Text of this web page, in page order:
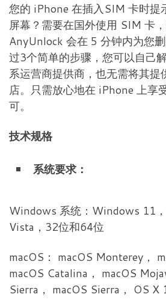
您的 iPhone 在插入SIM 卡时提
屏幕？需要在国外使用 SIM 卡
AnyUnlock 会在 5 分钟内为您
过3个简单的步骤，您可以自己
系运营商提供商，也无需将其提
店。只需放心地在 iPhone 上享
可。
技术规格
系统要求：
Windows 系统：Windows 11
Vista，32位和64位
macOS： macOS Monterey，
macOS Catalina， macOS
Sierra， macOS Sierra， OS